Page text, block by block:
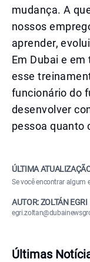
mudança. A
nossos
aprender,
Em Dubai e
esse
funcionário do
desenvolver
pessoa quanto
ÚLTIMA
Se você encontrar algum
AUTOR: ZOLTÁN EGRI
Últimas